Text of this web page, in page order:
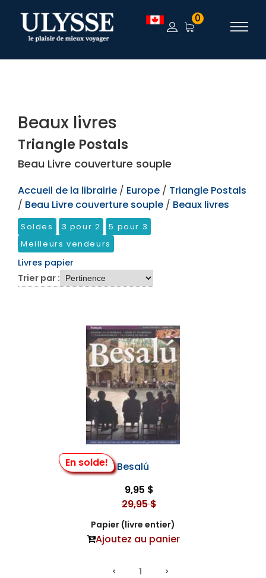
TEST 0
Beaux livres
Triangle Postals
Beau Livre couverture souple
Accueil de la librairie / Europe / Triangle Postals
/ Beau Livre couverture souple / Beaux livres
Soldes 3 pour 2
5 pour 3
Meilleurs vendeurs
Livres papier
Trier par :
En solde!
Besalú
9,95 $
29,95 $
Papier (livre entier)
Ajoutez au panier
1